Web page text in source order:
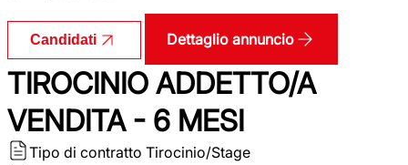
Candidati Dettaglio annuncio
TIROCINIO ADDETTO/A
VENDITA - 6 MESI
Tipo di contratto Tirocinio/Stage